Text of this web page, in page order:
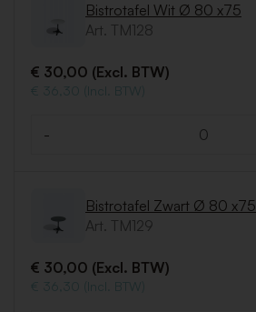
Bistrotafel Wit Ø 80 x75
Art. TM128
€ 30,00 (Excl. BTW)
€ 36,30 (Incl. BTW)
-
Bistrotafel Zwart Ø 80 x75
Art. TM129
€ 30,00 (Excl. BTW)
€ 36,30 (Incl. BTW)